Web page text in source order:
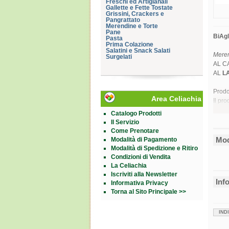
Freschi ed Artigianali
Gallette e Fette Tostate
Grissini, Crackers e
Pangrattato
Merendine e Torte
Pane
Pasta
Prima Colazione
Salatini e Snack Salati
Surgelati
Area Celiachia
Catalogo Prodotti
Il Servizio
Come Prenotare
Modalità di Pagamento
Modalità di Spedizione e Ritiro
Condizioni di Vendita
La Celiachia
Iscriviti alla Newsletter
Informativa Privacy
Torna al Sito Principale >>
AL
AL
Il
Uova
acido